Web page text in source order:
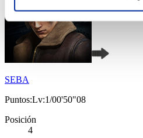
SEBA
Puntos:Lv:1/00'50"08
Posición
4